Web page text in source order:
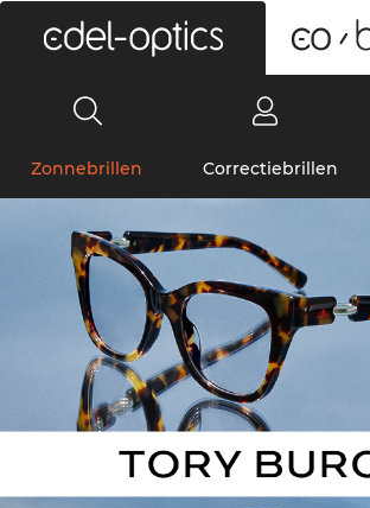
Zonnebrillen Correctiebrillen